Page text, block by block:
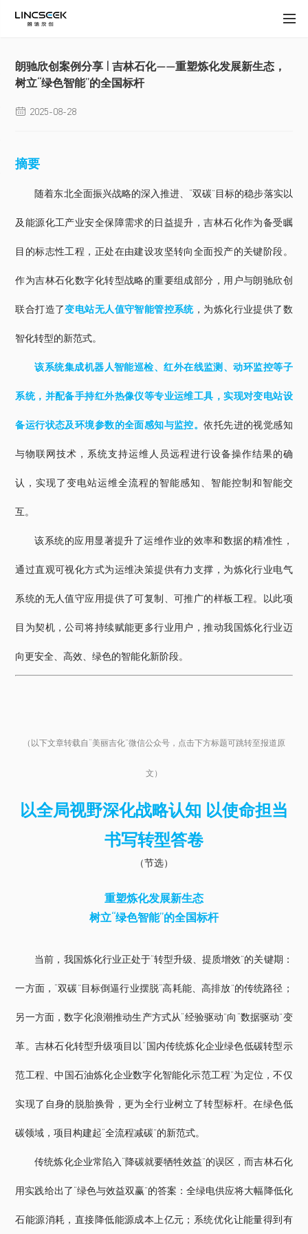
朗驰欣创案例分享 | 吉林石化——重塑炼化发展新生态，
树立“绿色智能”的全国标杆
 2025-08-28
摘要
随着东北全面振兴战略的深入推进、“双碳”目标的稳步落实以
及能源化工产业安全保障需求的日益提升，吉林石化作为备受瞩
目的标志性工程，正处在由建设攻坚转向全面投产的关键阶段。
作为吉林石化数字化转型战略的重要组成部分，用户与朗驰欣创
联合打造了变电站无人值守智能管控系统，为炼化行业提供了数
智化转型的新范式。
该系统集成机器人智能巡检、红外在线监测、动环监控等子
系统，并配备手持红外热像仪等专业运维工具，实现对变电站设
备运行状态及环境参数的全面感知与监控。依托先进的视觉感知
与物联网技术，系统支持运维人员远程进行设备操作结果的确
认，实现了变电站运维全流程的智能感知、智能控制和智能交
互。
该系统的应用显著提升了运维作业的效率和数据的精准性，
通过直观可视化方式为运维决策提供有力支撑，为炼化行业电气
系统的无人值守应用提供了可复制、可推广的样板工程。以此项
目为契机，公司将持续赋能更多行业用户，推动我国炼化行业迈
向更安全、高效、绿色的智能化新阶段。
（以下文章转载自“美丽吉化”微信公众号， 点击下方标题可跳转至报道原
文）
以全局视野深化战略认知 以使命担当
书写转型答卷
（节选）
重塑炼化发展新生态
树立“绿色智能”的全国标杆
当前，我国炼化行业正处于“转型升级、提质增效”的关键期：
一方面，“双碳”目标倒逼行业摆脱“高耗能、高排放”的传统路径；
另一方面，数字化浪潮推动生产方式从“经验驱动”向“数据驱动”变
革。吉林石化转型升级项目以“国内传统炼化企业绿色低碳转型示
范工程、中国石油炼化企业数字化智能化示范工程”为定位，不仅
实现了自身的脱胎换骨，更为全行业树立了转型标杆。在绿色低
碳领域，项目构建起“全流程减碳”的新范式。
传统炼化企业常陷入“降碳就要牺牲效益”的误区，而吉林石化
用实践给出了“绿色与效益双赢”的答案：全绿电供应将大幅降低化
石能源消耗，直接降低能源成本上亿元；系统优化让能量得到有